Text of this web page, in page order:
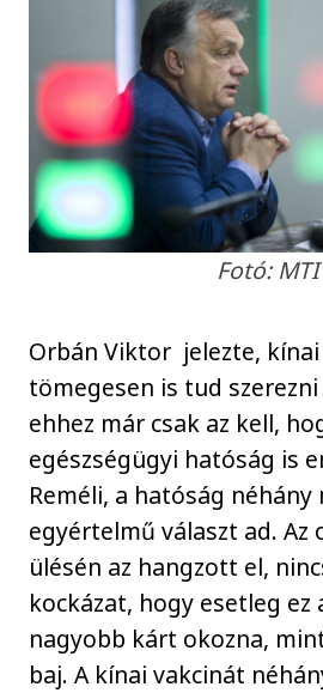
Fotó: MTI
Orbán Viktor jelezte,
tömegesen is tud
ehhez már csak az kell,
egészségügyi hatóság is
Reméli, a hatóság
egyértelmű választ ad. Az
ülésén az hangzott el,
kockázat, hogy esetleg ez
nagyobb kárt okozna,
baj. A kínai vakcinát